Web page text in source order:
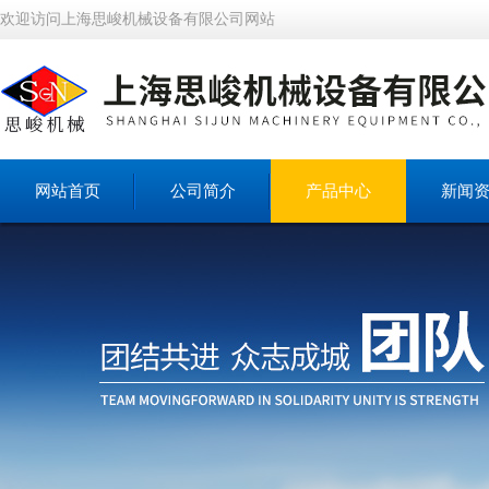
欢迎访问上海思峻机械设备有限公司网站
网站首页 公司简介 产品中心 新闻